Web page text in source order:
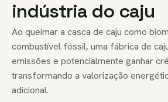
indústria do caju
Ao queimar a casca de caju como
combustível fóssil, uma fábrica de
emissões e potencialmente ganhar
transformando a valorização
adicional.